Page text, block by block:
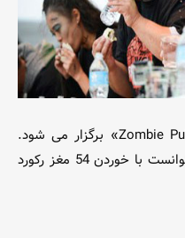
مسابقه خوردن مغز در « Zombie Pub Crawl» برگزار می شود.
«Joey Chestnut» همیشه گرسنه توانست با خوردن 54 مغز رکورد